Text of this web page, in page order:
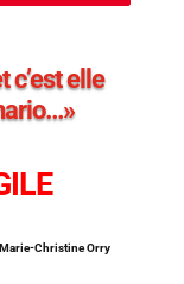
c’est elle
Christine Orry